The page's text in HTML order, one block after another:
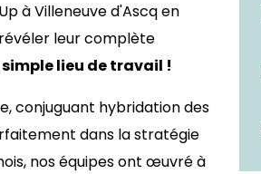
à Villeneuve d'Ascq en
leur complète
lieu de travail !
conjuguant hybridation des
dans la stratégie
nos équipes ont œuvré à